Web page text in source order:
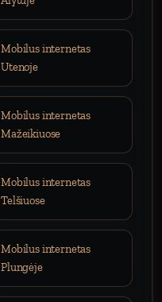
Mobilus internetas
Utenoje
Mobilus internetas
Mažeikiuose
Mobilus internetas
Telšiuose
Mobilus internetas
Plungėje